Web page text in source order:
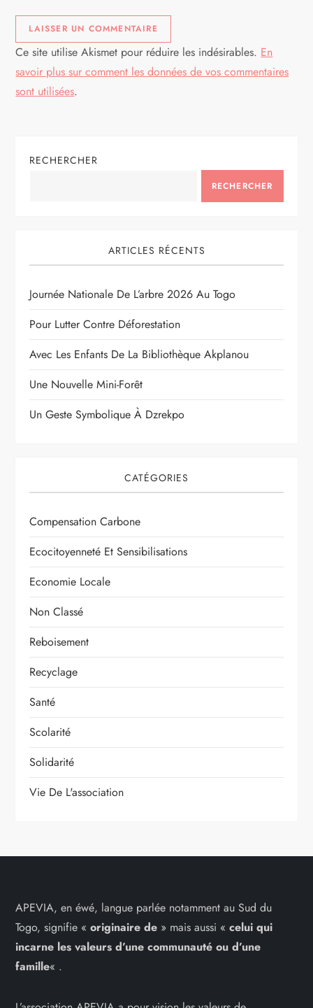
Ce site utilise Akismet pour réduire les indésirables. En
savoir plus sur comment les données de vos commentaires
sont utilisées.
RECHERCHER
RECHERCHER
ARTICLES RÉCENTS
Journée Nationale De L’arbre 2026 Au Togo
Pour Lutter Contre Déforestation
Avec Les Enfants De La Bibliothèque Akplanou
Une Nouvelle Mini-Forêt
Un Geste Symbolique À Dzrekpo
CATÉGORIES
Compensation Carbone
Ecocitoyenneté Et Sensibilisations
Economie Locale
Non Classé
Reboisement
Recyclage
Santé
Scolarité
Solidarité
Vie De L'association
APEVIA, en éwé, langue parlée notamment au Sud du
Togo, signifie «originaire de » mais aussi «celui qui
incarne les valeurs d’une communauté ou d’une
famille« .